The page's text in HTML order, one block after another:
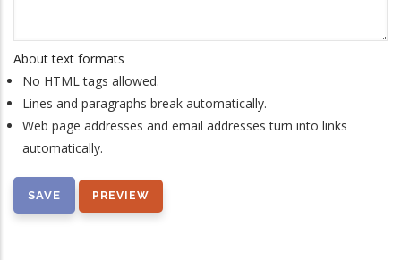
About text formats
No HTML tags allowed.
Lines and paragraphs break automatically.
Web page addresses and email addresses turn into links
automatically.